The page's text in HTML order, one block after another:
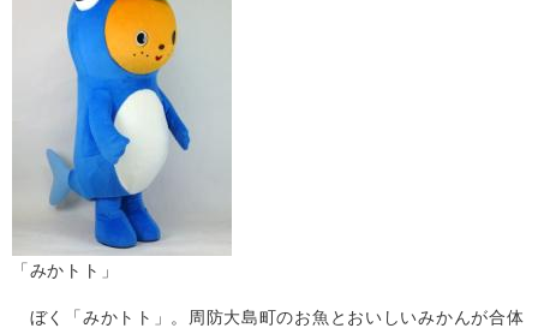
「みかトト」
ぼく「みかトト」。周防大島町のお魚とおいしいみかんが合体